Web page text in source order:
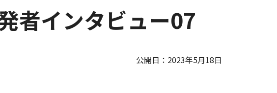
者インタビュー07
公開日：2023年5月18日